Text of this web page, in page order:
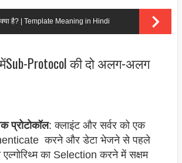
है? | Template Meaning in Hindi
मेंSub-Protocol की दो अलग-अलग
प्रोटोकॉल: क्लाइंट और सर्वर को एक
करने और डेटा भेजने से पहले
एल्गोरिथ्म का Selection करने में सक्षम